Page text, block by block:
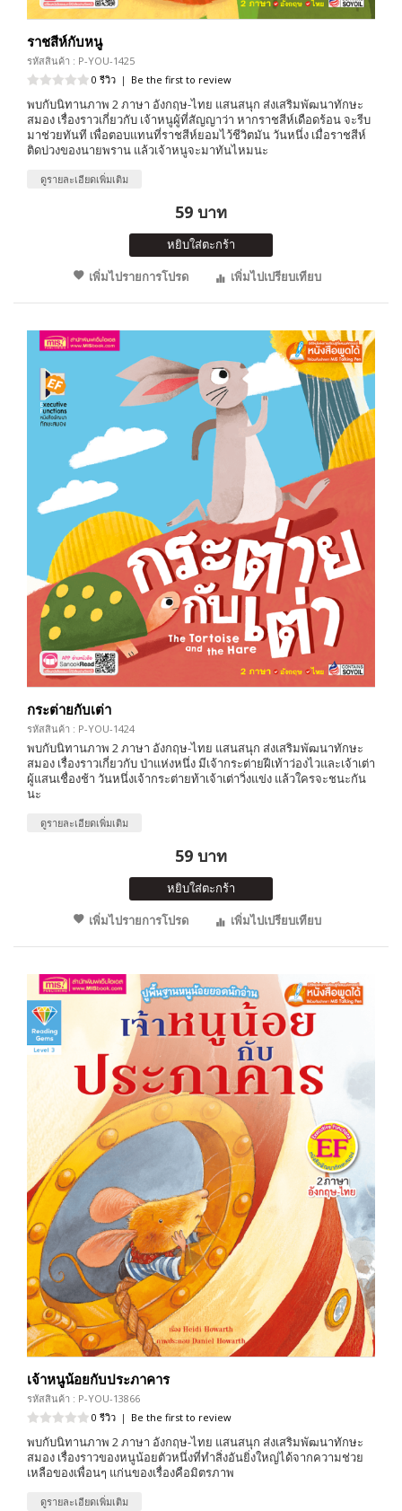
ราชสีห์กับหนู
รหัสสินค้า : P-YOU-1425
0 รีวิว | Be the first to review
พบกับนิทานภาพ 2 ภาษา อังกฤษ-ไทย แสนสนุก ส่งเสริมพัฒนาทักษะ
สมอง เรื่องราวเกี่ยวกับ เจ้าหนูผู้ที่สัญญาว่า หากราชสีห์เดือดร้อน จะรีบ
มาช่วยทันที เพื่อตอบแทนที่ราชสีห์ยอมไว้ชีวิตมัน วันหนึ่ง เมื่อราชสีห์
ติดบ่วงของนายพราน แล้วเจ้าหนูจะมาทันไหมนะ
ดูรายละเอียดเพิ่มเติม
59 บาท
หยิบใส่ตะกร้า
เพิ่มไปรายการโปรด
เพิ่มไปเปรียบเทียบ
กระต่ายกับเต่า
รหัสสินค้า : P-YOU-1424
พบกับนิทานภาพ 2 ภาษา อังกฤษ-ไทย แสนสนุก ส่งเสริมพัฒนาทักษะ
สมอง เรื่องราวเกี่ยวกับ ป่าแห่งหนึ่ง มีเจ้ากระต่ายฝีเท้าว่องไวและเจ้าเต่า
ผู้แสนเชื่องช้า วันหนึ่งเจ้ากระต่ายท้าเจ้าเต่าวิ่งแข่ง แล้วใครจะชนะกัน
นะ
ดูรายละเอียดเพิ่มเติม
59 บาท
หยิบใส่ตะกร้า
เพิ่มไปรายการโปรด
เพิ่มไปเปรียบเทียบ
เจ้าหนูน้อยกับประภาคาร
รหัสสินค้า : P-YOU-13866
0 รีวิว | Be the first to review
พบกับนิทานภาพ 2 ภาษา อังกฤษ-ไทย แสนสนุก ส่งเสริมพัฒนาทักษะ
สมอง เรื่องราวของหนูน้อยตัวหนึ่งที่ทำสิ่งอันยิ่งใหญ่ได้จากความช่วย
เหลือของเพื่อนๆ แก่นของเรื่องคือมิตรภาพ
ดูรายละเอียดเพิ่มเติม